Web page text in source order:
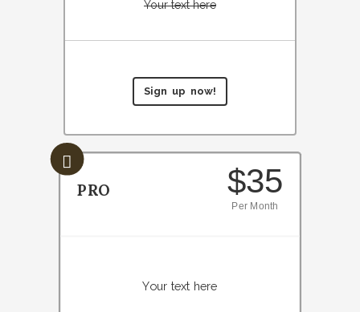
Your text here
Sign up now!
PRO $35
Per Month
Your text here